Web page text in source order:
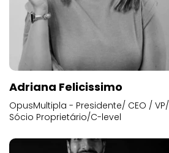
Adriana Felicissimo
OpusMultipla - Presidente/ CEO / VP/
Sócio Proprietário/C-level